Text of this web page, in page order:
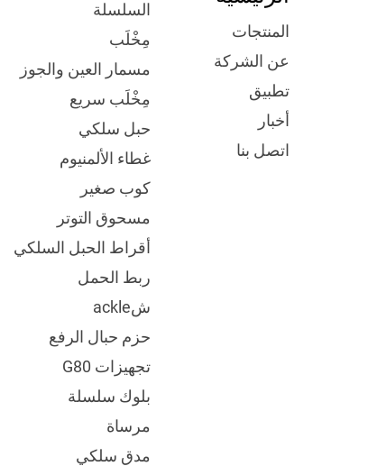
المنتجات
عن الشركة
تطبيق
أخبار
اتصل بنا
السلسلة
مِخْلَب
مسمار العين والجوز
مِخْلَب سريع
حبل سلكي
غطاء الألمنيوم
كوب صغير
مسحوق التوتر
أقراط الحبل السلكي
ربط الحمل
شackle
حزم حبال الرفع
تجهيزات G80
بلوك سلسلة
مرساة
مدق سلكي